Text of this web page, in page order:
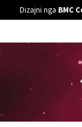
Dizajni nga BMC